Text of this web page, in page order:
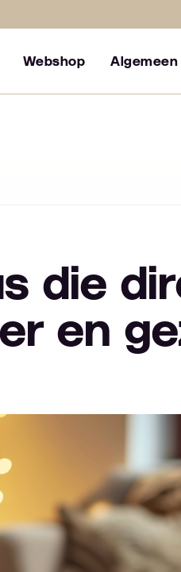
Webshop Algemeen
die
en